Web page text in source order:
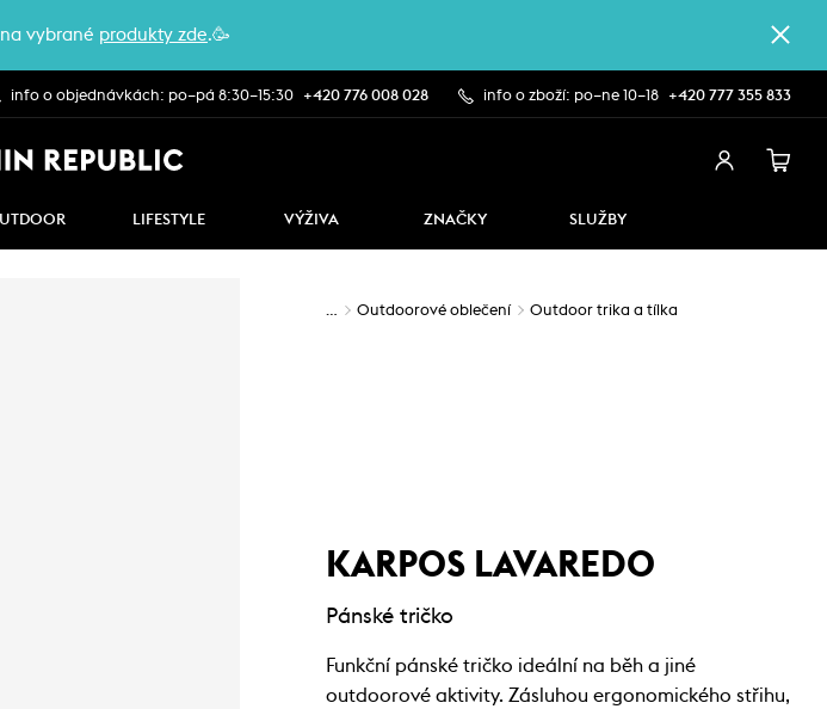
na vybrané produkty zde.🥳
info o objednávkách: po–pá 8:30–15:30 +420 776 008 028 info o zboží: po–ne 10–18 +420 777 355 833
LIFESTYLE VÝŽIVA ZNAČKY SLUŽBY
… Outdoorové oblečení Outdoor trika a tílka
KARPOS LAVAREDO
Pánské tričko
Funkční pánské tričko ideální na běh a jiné
outdoorové aktivity. Zásluhou ergonomického střihu,